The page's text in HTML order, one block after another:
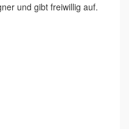
und gibt freiwillig auf.